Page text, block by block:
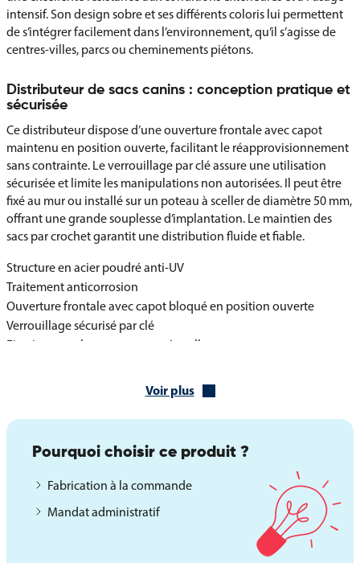
intensif. Son design sobre et ses différents coloris lui permettent
de s’intégrer facilement dans l’environnement, qu’il s’agisse de
centres-villes, parcs ou cheminements piétons.
Distributeur de sacs canins : conception pratique et
sécurisée
Ce distributeur dispose d’une ouverture frontale avec capot
maintenu en position ouverte, facilitant le réapprovisionnement
sans contrainte. Le verrouillage par clé assure une utilisation
sécurisée et limite les manipulations non autorisées. Il peut être
fixé au mur ou installé sur un poteau à sceller de diamètre 50 mm,
offrant une grande souplesse d’implantation. Le maintien des
sacs par crochet garantit une distribution fluide et fiable.
Structure en acier poudré anti-UV
Traitement anticorrosion
Ouverture frontale avec capot bloqué en position ouverte
Verrouillage sécurisé par clé
Fixation murale ou sur poteau à sceller
Capacité totale de 500 sacs
Caractéristiques techniques du distributeur
d’hygiène canine
Longueur : 254 mm
Hauteur : 400 mm
Voir plus
Pourquoi choisir ce produit ?
Fabrication à la commande
Mandat administratif